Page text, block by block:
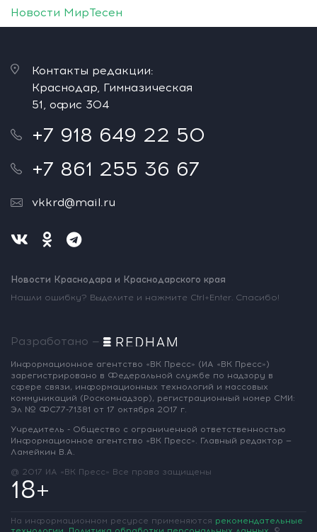
Новости МирТесен
Контакты редакции:
Краснодар, Гимназическая
51, офис 304
+7 918 649 22 50
+7 861 255 36 67
vkkrd@mail.ru
Новости Краснодара и Краснодарского края
Нашли ошибку? Выделите и нажмите Ctrl+Enter. Спасибо!
Разработано —
Информационное агентство «ВК Пресс» (ИА «ВК Пресс»)
зарегистрировано в Федеральной службе по надзору в
сфере связи, информационных технологий и массовых
коммуникаций (Роскомнадзор), регистрационный номер СМИ:
Эл № ФС77-71381 от 17 октября 2017 г.
Учредитель - Общество с ограниченной ответственностью
Информационное агентство «ВК Пресс». Главный редактор —
Ламейкин В.А.
@ 2017 ИА «ВК Пресс» Все права защищены
18+
На информационном ресурсе применяются рекомендательные